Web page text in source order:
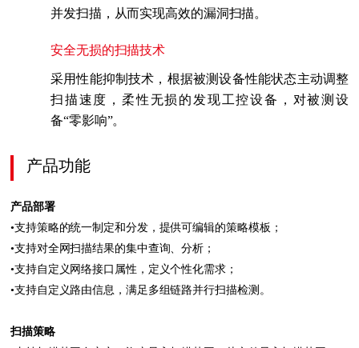
并发扫描，从而实现高效的漏洞扫描。
安全无损的扫描技术
采用性能抑制技术，根据被测设备性能状态主动调整
扫描速度，柔性无损的发现工控设备，对被测设
备“零影响”。
产品功能
产品部署
•支持策略的统一制定和分发，提供可编辑的策略模板；
•支持对全网扫描结果的集中查询、分析；
•支持自定义网络接口属性，定义个性化需求；
•支持自定义路由信息，满足多组链路并行扫描检测。
扫描策略